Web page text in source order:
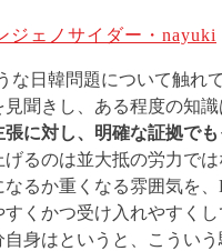
ジェノサイダー・nayuki
な日韓問題について触れ
聞きし、ある程度の知
に対し、明確な証拠で
るのは並大抵の労力で
るか重くなる雰囲気を
くかつ受け入れやすく
身はというと、こうい